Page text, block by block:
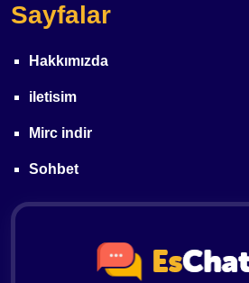
Sayfalar
Hakkımızda
iletisim
Mirc indir
Sohbet